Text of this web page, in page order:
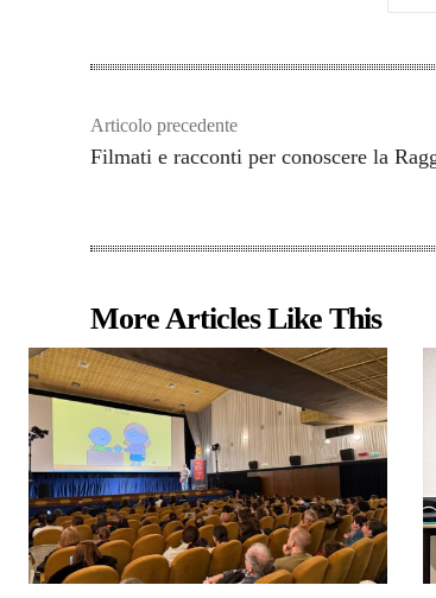
Articolo precedente
Filmati e racconti per conoscere la
More Articles Like This